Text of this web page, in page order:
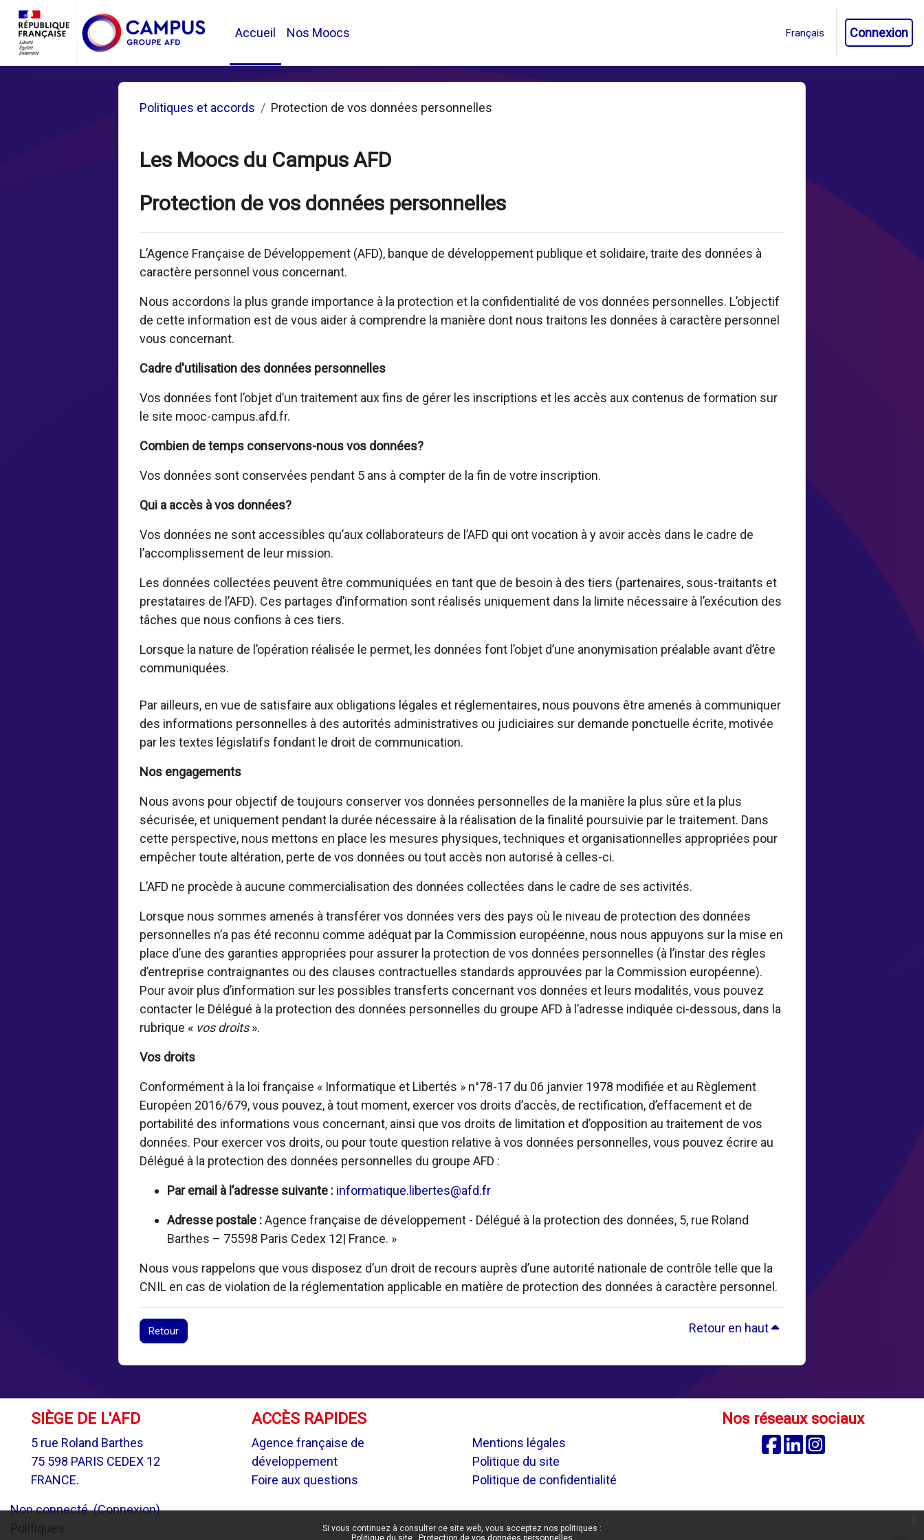
Passer au contenu principal
Si vous continuez à consulter ce site web, vous acceptez nos politiques :
Politique du site
Protection de vos données personnelles
Accueil Nos Moocs Connexion
Politiques et accords Protection de vos données personnelles
Les Moocs du Campus AFD
Protection de vos données personnelles
L’Agence Française de Développement (AFD), banque de développement publique et solidaire, traite des données à
caractère personnel vous concernant.
Nous accordons la plus grande importance à la protection et la confidentialité de vos données personnelles. L’objectif
de cette information est de vous aider à comprendre la manière dont nous traitons les données à caractère personnel
vous concernant.
Cadre d'utilisation des données personnelles
Vos données font l’objet d’un traitement aux fins de gérer les inscriptions et les accès aux contenus de formation sur
le site mooc-campus.afd.fr.
Combien de temps conservons-nous vos données?
Vos données sont conservées pendant 5 ans à compter de la fin de votre inscription.
Qui a accès à vos données?
Vos données ne sont accessibles qu’aux collaborateurs de l’AFD qui ont vocation à y avoir accès dans le cadre de
l’accomplissement de leur mission.
Les données collectées peuvent être communiquées en tant que de besoin à des tiers (partenaires, sous-traitants et
prestataires de l’AFD). Ces partages d’information sont réalisés uniquement dans la limite nécessaire à l’exécution des
tâches que nous confions à ces tiers.
Lorsque la nature de l’opération réalisée le permet, les données font l’objet d’une anonymisation préalable avant d’être
communiquées.
Par ailleurs, en vue de satisfaire aux obligations légales et réglementaires, nous pouvons être amenés à communiquer
des informations personnelles à des autorités administratives ou judiciaires sur demande ponctuelle écrite, motivée
par les textes législatifs fondant le droit de communication.
Nos engagements
Nous avons pour objectif de toujours conserver vos données personnelles de la manière la plus sûre et la plus
sécurisée, et uniquement pendant la durée nécessaire à la réalisation de la finalité poursuivie par le traitement. Dans
cette perspective, nous mettons en place les mesures physiques, techniques et organisationnelles appropriées pour
empêcher toute altération, perte de vos données ou tout accès non autorisé à celles-ci.
L’AFD ne procède à aucune commercialisation des données collectées dans le cadre de ses activités.
Lorsque nous sommes amenés à transférer vos données vers des pays où le niveau de protection des données
personnelles n’a pas été reconnu comme adéquat par la Commission européenne, nous nous appuyons sur la mise en
place d’une des garanties appropriées pour assurer la protection de vos données personnelles (à l’instar des règles
d’entreprise contraignantes ou des clauses contractuelles standards approuvées par la Commission européenne).
Pour avoir plus d’information sur les possibles transferts concernant vos données et leurs modalités, vous pouvez
contacter le Délégué à la protection des données personnelles du groupe AFD à l’adresse indiquée ci-dessous, dans la
rubrique « vos droits».
Vos droits
Conformément à la loi française « Informatique et Libertés » n°78-17 du 06 janvier 1978 modifiée et au Règlement
Européen 2016/679, vous pouvez, à tout moment, exercer vos droits d’accès, de rectification, d’effacement et de
portabilité des informations vous concernant, ainsi que vos droits de limitation et d’opposition au traitement de vos
données. Pour exercer vos droits, ou pour toute question relative à vos données personnelles, vous pouvez écrire au
Délégué à la protection des données personnelles du groupe AFD :
Par email à l’adresse suivante : informatique.libertes@afd.fr
Adresse postale :Agence française de développement - Délégué à la protection des données, 5, rue Roland
Barthes – 75598 Paris Cedex 12| France. »
Nous vous rappelons que vous disposez d’un droit de recours auprès d’une autorité nationale de contrôle telle que la
CNIL en cas de violation de la réglementation applicable en matière de protection des données à caractère personnel.
Retour Retour en haut
SIÈGE DE L'AFD
5 rue Roland Barthes
75 598 PARIS CEDEX 12
FRANCE.
ACCÈS RAPIDES
Agence française de
développement
Foire aux questions
Mentions légales
Politique du site
Politique de confidentialité
Nos réseaux sociaux
FacebookLinkedin
Non connecté. (Connexion)
Politiques